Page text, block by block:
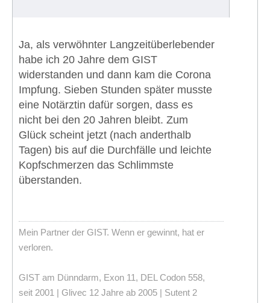
Ja, als verwöhnter Langzeitüberlebender
habe ich 20 Jahre dem GIST
widerstanden und dann kam die Corona
Impfung. Sieben Stunden später musste
eine Notärztin dafür sorgen, dass es
nicht bei den 20 Jahren bleibt. Zum
Glück scheint jetzt (nach anderthalb
Tagen) bis auf die Durchfälle und leichte
Kopfschmerzen das Schlimmste
überstanden.
Mein Partner der GIST. Wenn er gewinnt, hat er
verloren.
GIST am Dünndarm, Exon 11, DEL Codon 558,
seit 2001 | Glivec 12 Jahre ab 2005 | Sutent 2